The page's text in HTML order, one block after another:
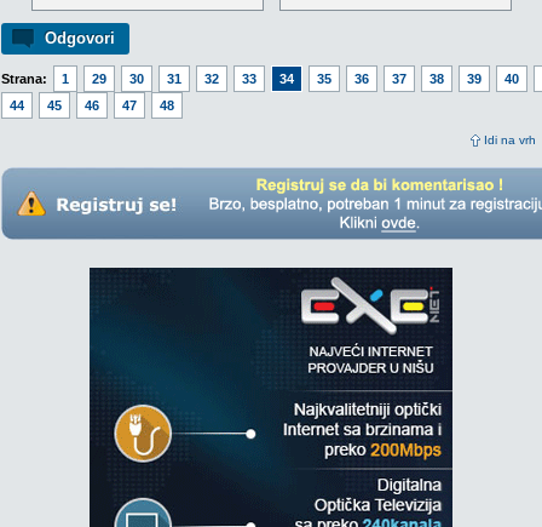
Odgovori
Strana: 1 29 30 31 32 33 34 35 36 37 38 39
40
44
45 46 47 48
Idi na vrh